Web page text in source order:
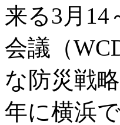
来る3月14
会議（
な防災戦
年に横浜